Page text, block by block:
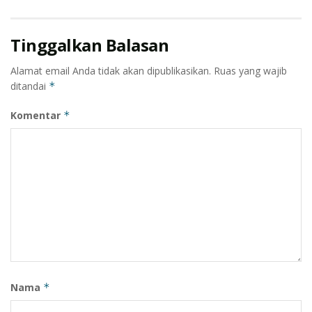
Tinggalkan Balasan
Alamat email Anda tidak akan dipublikasikan. Ruas yang wajib
ditandai *
Komentar *
Nama *